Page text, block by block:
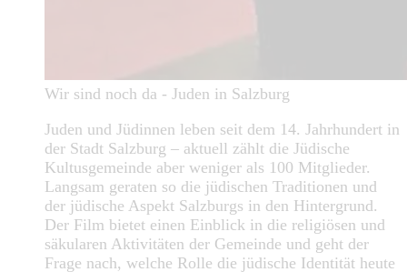
Wir sind noch da - Juden in Salzburg
Juden und Jüdinnen leben seit dem 14. Jahrhundert in
der Stadt Salzburg – aktuell zählt die Jüdische
Kultusgemeinde aber weniger als 100 Mitglieder.
Langsam geraten so die jüdischen Traditionen und
der jüdische Aspekt Salzburgs in den Hintergrund.
Der Film bietet einen Einblick in die religiösen und
säkularen Aktivitäten der Gemeinde und geht der
Frage nach, welche Rolle die jüdische Identität heute